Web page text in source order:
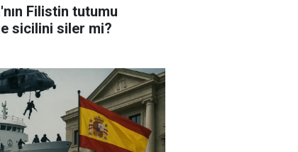
Filistin tutumu
sicilini siler mi?